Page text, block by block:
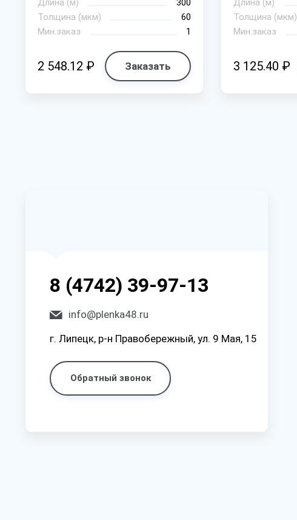
Толщина (мкм)
60
Мин.заказ
1
2 548.12 ₽ Заказать
Толщина (мкм)
Мин.заказ
3 125.40 ₽
8 (4742) 39-97-13
info@plenka48.ru
г. Липецк, р-н Правобережный, ул. 9 Мая, 15
Обратный звонок